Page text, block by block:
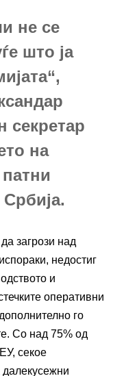
не се
што ја
секретар
на
загрози над
недостиг
и
оперативни
го
Со над 75% од
секое